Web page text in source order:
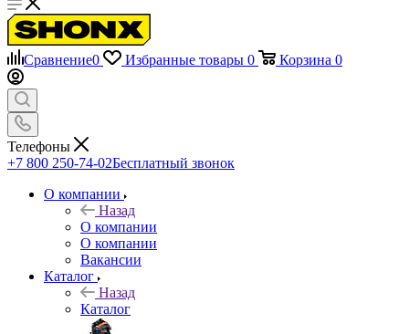
Сравнение0 Избранные товары 0 Корзина 0
Телефоны
+7 800 250-74-02Бесплатный звонок
О компании
Назад
О компании
О компании
Вакансии
Каталог
Назад
Каталог